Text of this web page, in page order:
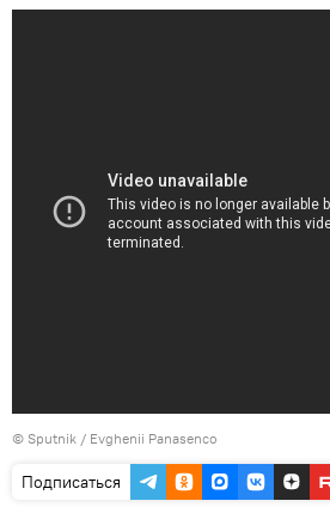
© Sputnik / Evghenii Panasenco
Подписаться